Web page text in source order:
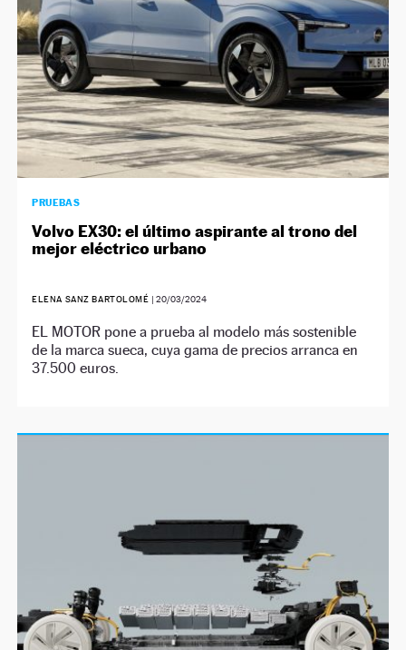
PRUEBAS
Volvo EX30: el último aspirante al trono del
mejor eléctrico urbano
ELENA SANZ BARTOLOMÉ | 20/03/2024
EL MOTOR pone a prueba al modelo más sostenible
de la marca sueca, cuya gama de precios arranca en
37.500 euros.